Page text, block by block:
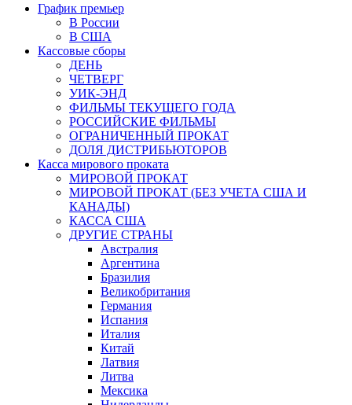
График премьер
В России
В США
Кассовые сборы
ДЕНЬ
ЧЕТВЕРГ
УИК-ЭНД
ФИЛЬМЫ ТЕКУЩЕГО ГОДА
РОССИЙСКИЕ ФИЛЬМЫ
ОГРАНИЧЕННЫЙ ПРОКАТ
ДОЛЯ ДИСТРИБЬЮТОРОВ
Касса мирового проката
МИРОВОЙ ПРОКАТ
МИРОВОЙ ПРОКАТ (БЕЗ УЧЕТА США И
КАНАДЫ)
КАССА США
ДРУГИЕ СТРАНЫ
Австралия
Аргентина
Бразилия
Великобритания
Германия
Испания
Италия
Китай
Латвия
Литва
Мексика